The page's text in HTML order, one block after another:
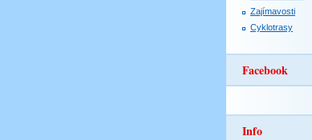
Zajímavosti
Cyklotrasy
Facebook
Info